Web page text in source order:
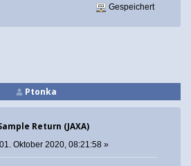
Gespeichert
Ptonka
Return (JAXA)
01. Oktober 2020, 08:21:58 »